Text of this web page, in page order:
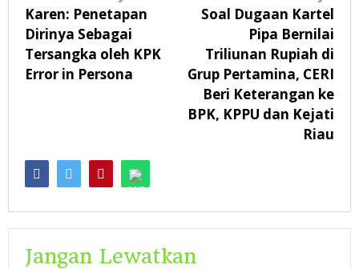
pos
Karen: Penetapan
Dirinya Sebagai
Tersangka oleh KPK
Error in Persona
Soal Dugaan Kartel
Pipa Bernilai
Triliunan Rupiah di
Grup Pertamina, CERI
Beri Keterangan ke
BPK, KPPU dan Kejati
Riau
Jangan Lewatkan